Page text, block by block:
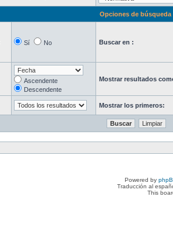
Opciones de búsqueda
Sí No Buscar en :
Ascendente
Descendente
Mostrar resultados
Mostrar los primeros:
Powered by
Traducción al
This